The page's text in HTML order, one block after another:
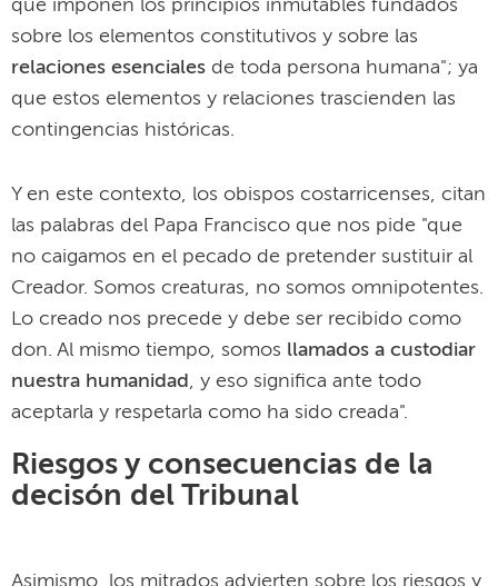
que imponen los principios inmutables fundados
sobre los elementos constitutivos y sobre las
relaciones esenciales de toda persona humana"; ya
que estos elementos y relaciones trascienden las
contingencias históricas.
Y en este contexto, los obispos costarricenses, citan
las palabras del Papa Francisco que nos pide "que
no caigamos en el pecado de pretender sustituir al
Creador. Somos creaturas, no somos omnipotentes.
Lo creado nos precede y debe ser recibido como
don. Al mismo tiempo, somos llamados a custodiar
nuestra humanidad , y eso significa ante todo
aceptarla y respetarla como ha sido creada".
Riesgos y consecuencias de la
decisón del Tribunal
Asimismo, los mitrados advierten sobre los riesgos y